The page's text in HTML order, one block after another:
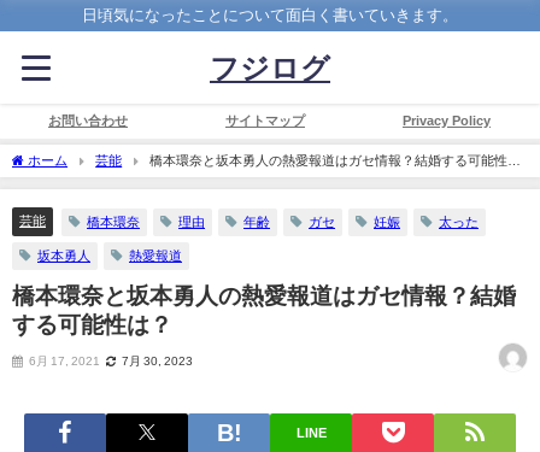
日頃気になったことについて面白く書いていきます。
フジログ
お問い合わせ サイトマップ Privacy Policy
ホーム 芸能
橋本環奈と坂本勇人の熱愛報道はガセ情報？結婚する可能性
は？
芸能 橋本環奈 理由 年齢 ガセ 妊娠 太った
坂本勇人 熱愛報道
橋本環奈と坂本勇人の熱愛報道はガセ情報？結婚
する可能性は？
6月 17, 2021 7月 30, 2023
LINE